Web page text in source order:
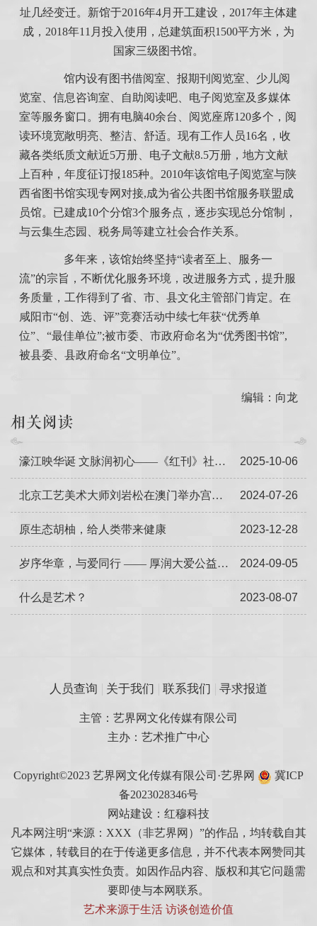
址几经变迁。新馆于2016年4月开工建设，2017年主体建
成，2018年11月投入使用，总建筑面积1500平方米，为
国家三级图书馆。
馆内设有图书借阅室、报期刊阅览室、少儿阅
览室、信息咨询室、自助阅读吧、电子阅览室及多媒体
室等服务窗口。拥有电脑40余台、阅览座席120多个，阅
读环境宽敞明亮、整洁、舒适。现有工作人员16名，收
藏各类纸质文献近5万册、电子文献8.5万册，地方文献
上百种，年度征订报185种。2010年该馆电子阅览室与陕
西省图书馆实现专网对接,成为省公共图书馆服务联盟成
员馆。已建成10个分馆3个服务点，逐步实现总分馆制，
与云集生态园、税务局等建立社会合作关系。
多年来，该馆始终坚持“读者至上、服务一
流”的宗旨，不断优化服务环境，改进服务方式，提升服
务质量，工作得到了省、市、县文化主管部门肯定。在
咸阳市“创、选、评”竞赛活动中续七年获“优秀单
位”、“最佳单位”;被市委、市政府命名为“优秀图书馆”,
被县委、县政府命名“文明单位”。
编辑：向龙
相关阅读
2025-10-06
濠江映华诞 文脉润初心——《红刊》社长李柏思国庆76周年寄语
2024-07-26
北京工艺美术大师刘岩松在澳门举办宫廷家具展
2023-12-28
原生态胡柚，给人类带来健康
2024-09-05
岁序华章，与爱同行 —— 厚润大爱公益慈善项目正式揭牌
2023-08-07
什么是艺术？
人员查询 关于我们 联系我们 寻求报道
主管：艺界网文化传媒有限公司
主办：艺术推广中心
Copyright©2023 艺界网文化传媒有限公司·艺界网
冀ICP
备2023028346号
网站建设：红穆科技
凡本网注明“来源：XXX（非艺界网）”的作品，均转载自其
它媒体，转载目的在于传递更多信息，并不代表本网赞同其
观点和对其真实性负责。如因作品内容、版权和其它问题需
要即使与本网联系。
艺术来源于生活 访谈创造价值